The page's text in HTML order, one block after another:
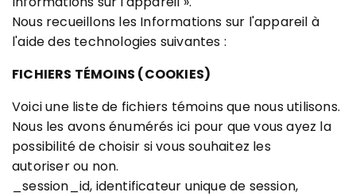
Nous recueillons les Informations sur l'appareil à
l'aide des technologies suivantes :
FICHIERS TÉMOINS (COOKIES)
Voici une liste de fichiers témoins que nous utilisons.
Nous les avons énumérés ici pour que vous ayez la
possibilité de choisir si vous souhaitez les
autoriser ou non.
_session_id, identificateur unique de session,